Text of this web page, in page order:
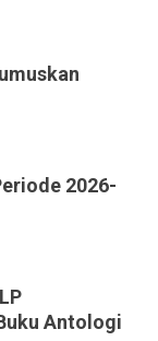
2026-
Antologi